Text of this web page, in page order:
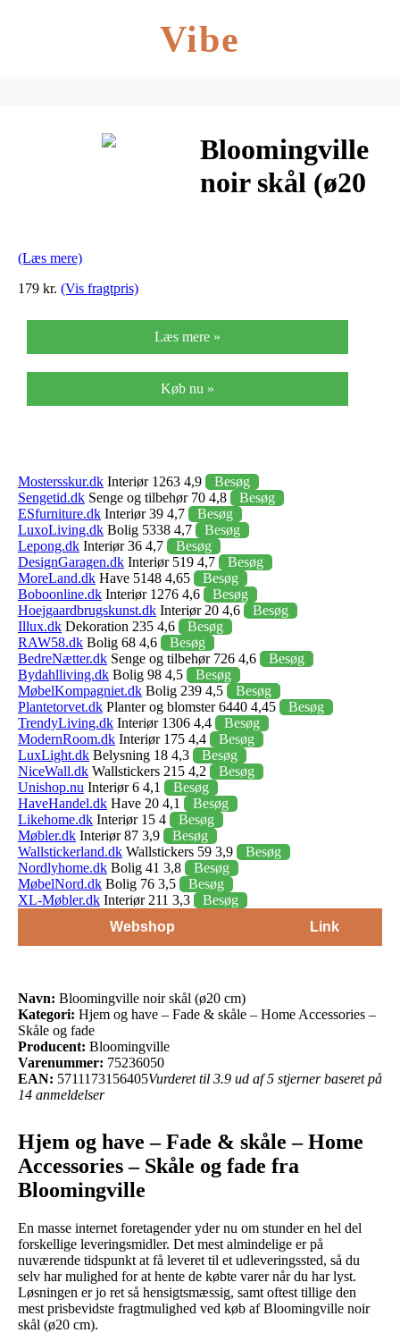
Vibe
Bloomingville
noir skål (ø20
(Læs mere)
179 kr. (Vis fragtpris)
Læs mere »
Køb nu »
Mostersskur.dk Interiør 1263 4,9
Besøg
Sengetid.dk Senge og tilbehør 70 4,8
Besøg
ESfurniture.dk Interiør 39 4,7
Besøg
LuxoLiving.dk Bolig 5338 4,7
Besøg
Lepong.dk Interiør 36 4,7
Besøg
DesignGaragen.dk Interiør 519 4,7
Besøg
MoreLand.dk Have 5148 4,65
Besøg
Boboonline.dk Interiør 1276 4,6
Besøg
Hoejgaardbrugskunst.dk Interiør 20 4,6
Besøg
Illux.dk Dekoration 235 4,6
Besøg
RAW58.dk Bolig 68 4,6
Besøg
BedreNætter.dk Senge og tilbehør 726 4,6
Besøg
Bydahlliving.dk Bolig 98 4,5
Besøg
MøbelKompagniet.dk Bolig 239 4,5
Besøg
Plantetorvet.dk Planter og blomster 6440 4,45
Besøg
TrendyLiving.dk Interiør 1306 4,4
Besøg
ModernRoom.dk Interiør 175 4,4
Besøg
LuxLight.dk Belysning 18 4,3
Besøg
NiceWall.dk Wallstickers 215 4,2
Besøg
Unishop.nu Interiør 6 4,1
Besøg
HaveHandel.dk Have 20 4,1
Besøg
Likehome.dk Interiør 15 4
Besøg
Møbler.dk Interiør 87 3,9
Besøg
Wallstickerland.dk Wallstickers 59 3,9
Besøg
Nordlyhome.dk Bolig 41 3,8
Besøg
MøbelNord.dk Bolig 76 3,5
Besøg
XL-Møbler.dk Interiør 211 3,3
Besøg
Webshop
Link
Navn: Bloomingville noir skål (ø20 cm)
Kategori: Hjem og have – Fade & skåle – Home Accessories –
Skåle og fade
Producent: Bloomingville
Varenummer: 75236050
EAN: 5711173156405Vurderet til 3.9 ud af 5 stjerner baseret på
14 anmeldelser
Hjem og have – Fade & skåle – Home
Accessories – Skåle og fade fra
Bloomingville
En masse internet foretagender yder nu om stunder en hel del
forskellige leveringsmidler. Det mest almindelige er på
nuværende tidspunkt at få leveret til et udleveringssted, så du
selv har mulighed for at hente de købte varer når du har lyst.
Løsningen er jo ret så hensigtsmæssig, samt oftest tillige den
mest prisbevidste fragtmulighed ved køb af Bloomingville noir
skål (ø20 cm).